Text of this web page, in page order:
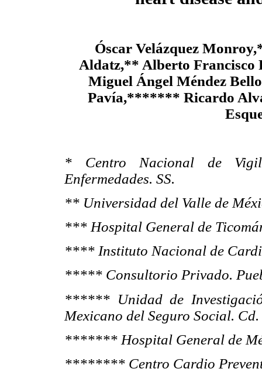
Óscar Velázquez
Aldatz,** Alberto
Miguel Ángel Méndez
Pavía,******* Ricardo
* Centro Nacional de
Enfermedades. SS.
** Universidad del Valle de
*** Hospital General de
**** Instituto Nacional de
***** Consultorio Privado.
****** Unidad de
Mexicano del Seguro Social.
******* Hospital General de
******** Centro Cardio